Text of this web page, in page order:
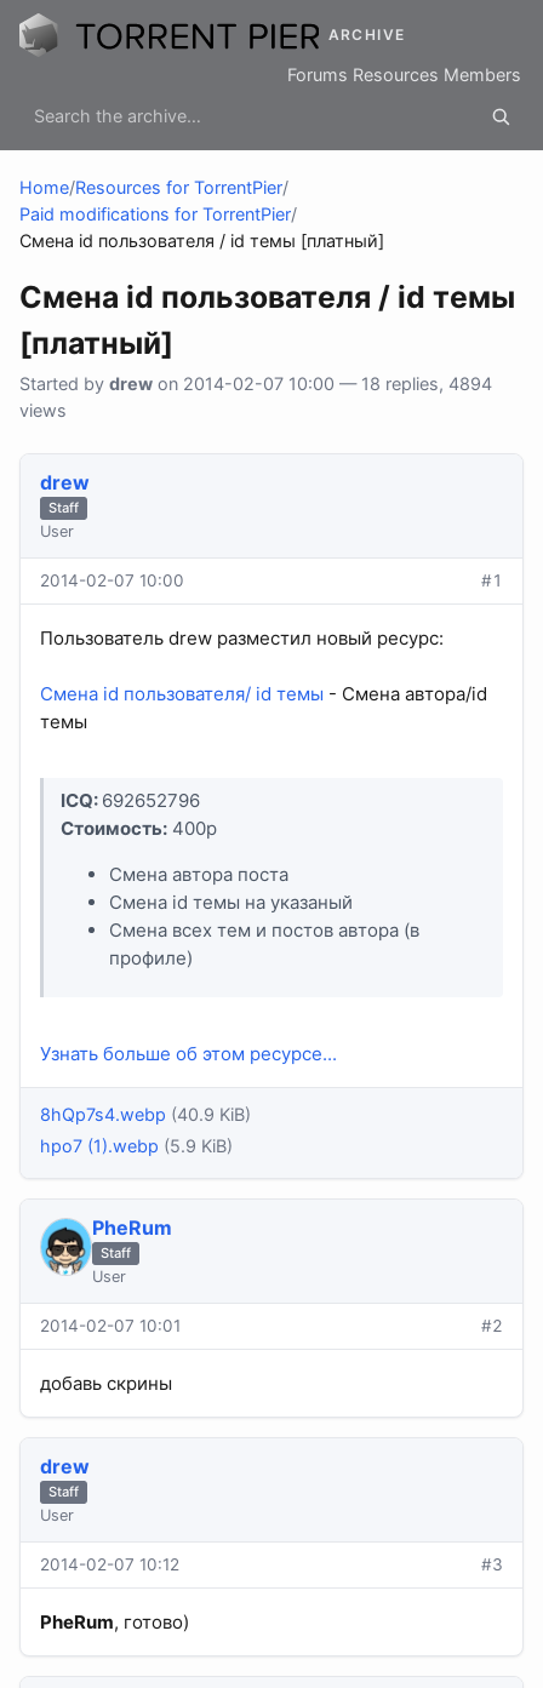
ARCHIVE
Forums Resources Members
Home/Resources for TorrentPier/
Paid modifications for TorrentPier/
Смена id пользователя / id темы [платный]
Смена id пользователя / id темы
[платный]
Started by drew on 2014-02-07 10:00 — 18 replies, 4894
views
drew
Staff
User
2014-02-07 10:00 #1
Пользователь drew разместил новый ресурс:
Смена id пользователя/ id темы - Смена автора/id
темы
ICQ: 692652796
Стоимость: 400р
Смена автора поста
Смена id темы на указаный
Смена всех тем и постов автора (в
профиле)
Узнать больше об этом ресурсе...
8hQp7s4.webp (40.9 KiB)
hpo7 (1).webp (5.9 KiB)
PheRum
Staff
User
2014-02-07 10:01 #2
добавь скрины
drew
Staff
User
2014-02-07 10:12 #3
PheRum, готово)